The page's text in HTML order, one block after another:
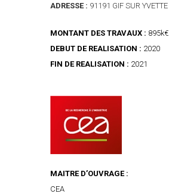
ADRESSE : 91191 GIF SUR YVETTE
MONTANT DES TRAVAUX : 895k€
DEBUT DE REALISATION : 2020
FIN DE REALISATION : 2021
MAITRE D’OUVRAGE :
CEA